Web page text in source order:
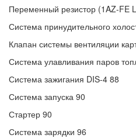
Переменный резистор (1AZ-FE
Система принудительного
Клапан системы вентиляции
Система улавливания паров
Система зажигания DIS-4 88
Система запуска 90
Стартер 90
Система зарядки 96